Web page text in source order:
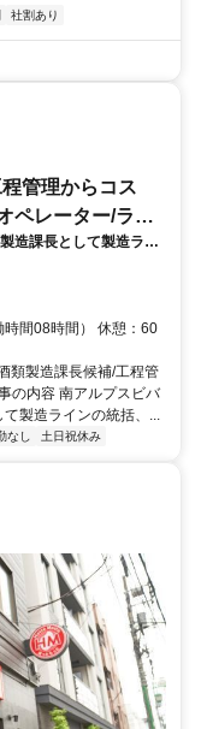
社割あり
管理からコス
ペレーター/ライ
造課長として製造ライ
等のマネジメント全般
間08時間） 休憩：60
類製造課長候補/工程管
の内容 南アルプスビバ
製造ラインの統括、...
なし 土日祝休み